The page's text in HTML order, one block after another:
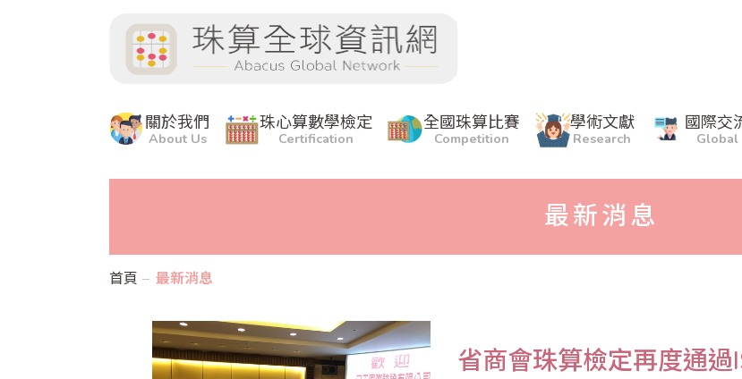
關於我們
About Us
珠心算數學檢定
Certification
全國珠算比賽
Competition
學術文獻
Research
國際交
Global
最新消息
首頁 最新消息
省商會珠算檢定再度通